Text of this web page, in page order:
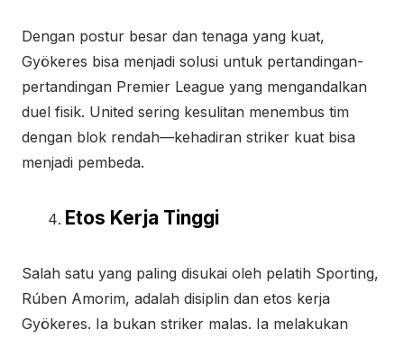
Dengan postur besar dan tenaga yang kuat,
Gyökeres bisa menjadi solusi untuk pertandingan-
pertandingan Premier League yang mengandalkan
duel fisik. United sering kesulitan menembus tim
dengan blok rendah—kehadiran striker kuat bisa
menjadi pembeda.
Etos Kerja Tinggi
Salah satu yang paling disukai oleh pelatih Sporting,
Rúben Amorim, adalah disiplin dan etos kerja
Gyökeres. Ia bukan striker malas. Ia melakukan